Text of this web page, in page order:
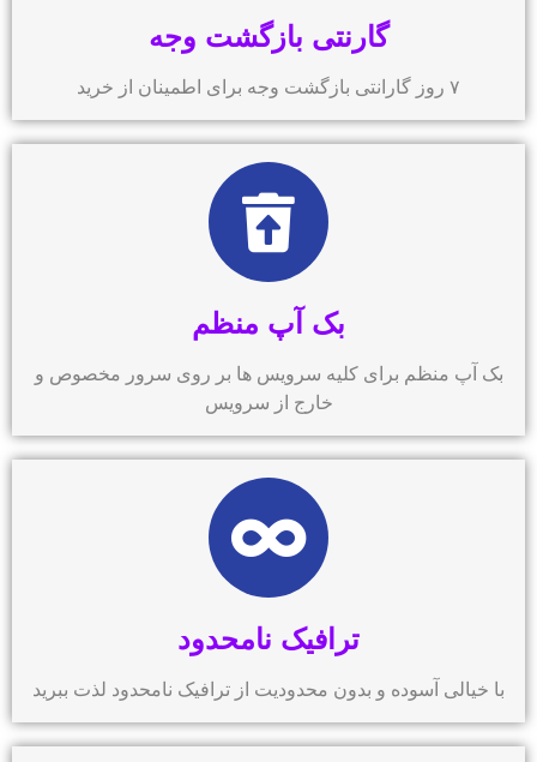
گارنتی بازگشت وجه
۷ روز گارانتی بازگشت وجه برای اطمینان از خرید
بک آپ منظم
بک آپ منظم برای کلیه سرویس ها بر روی سرور مخصوص و
خارج از سرویس
ترافیک نامحدود
با خیالی آسوده و بدون محدودیت از ترافیک نامحدود لذت ببرید